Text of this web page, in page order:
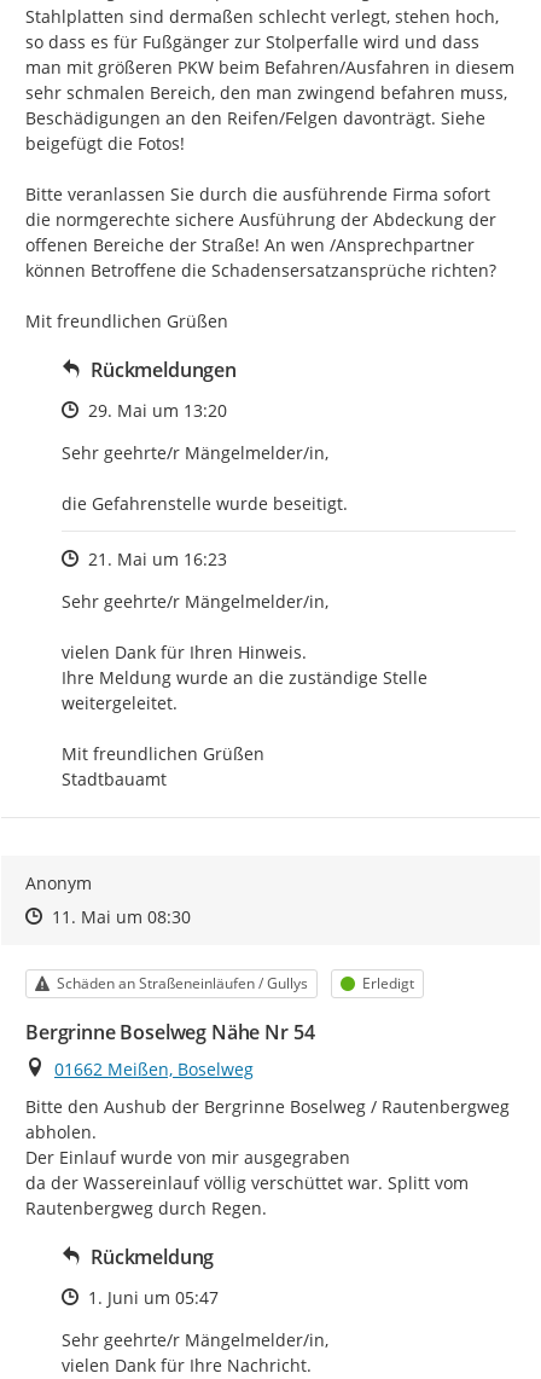
Stahlplatten sind dermaßen schlecht verlegt, stehen hoch,
so dass es für Fußgänger zur Stolperfalle wird und dass
man mit größeren PKW beim Befahren/Ausfahren in diesem
sehr schmalen Bereich, den man zwingend befahren muss,
Beschädigungen an den Reifen/Felgen davonträgt. Siehe
beigefügt die Fotos!
Bitte veranlassen Sie durch die ausführende Firma sofort
die normgerechte sichere Ausführung der Abdeckung der
offenen Bereiche der Straße! An wen /Ansprechpartner
können Betroffene die Schadensersatzansprüche richten?
Mit freundlichen Grüßen
Rückmeldungen
Zeitpunkt des Erstellens
29. Mai um 13:20
Sehr geehrte/r Mängelmelder/in,
die Gefahrenstelle wurde beseitigt.
Zeitpunkt des Erstellens
21. Mai um 16:23
Sehr geehrte/r Mängelmelder/in,
vielen Dank für Ihren Hinweis.
Ihre Meldung wurde an die zuständige Stelle
weitergeleitet.
Mit freundlichen Grüßen
Stadtbauamt
Anonym
Zeitpunkt des Erstellens
Zeitpunkt des Erstellens
11. Mai um 08:30Zur Äußerung
Kategorie
Schäden an Straßeneinläufen / Gullys Status
Erledigt
Bergrinne Boselweg Nähe Nr 54
Ort
01662 Meißen, Boselweg
Bitte den Aushub der Bergrinne Boselweg / Rautenbergweg
abholen.
Der Einlauf wurde von mir ausgegraben
da der Wassereinlauf völlig verschüttet war. Splitt vom
Rautenbergweg durch Regen.
Rückmeldung
Zeitpunkt des Erstellens
1. Juni um 05:47
Sehr geehrte/r Mängelmelder/in,
vielen Dank für Ihre Nachricht.